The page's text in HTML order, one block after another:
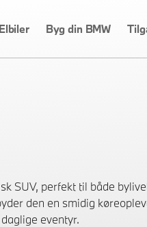
Elbiler Byg din BMW
SUV, perfekt til både
den en smidig
eventyr.